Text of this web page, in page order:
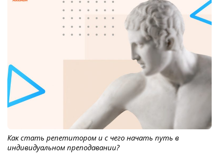
Как стать репетитором и с чего начать путь в
индивидуальном преподавании?